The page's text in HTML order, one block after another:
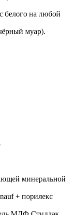
белого на любой
муар).
минеральной
+ порилекс